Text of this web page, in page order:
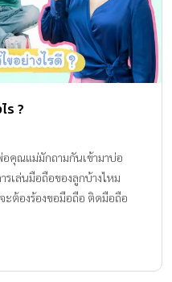
ร ?
ณแม่มักถามกันเข้ามาบ่อ
รเล่นมือถือของลูกบ้างไหม
ะต้องร้องขอมือถือ ติดมือถือ